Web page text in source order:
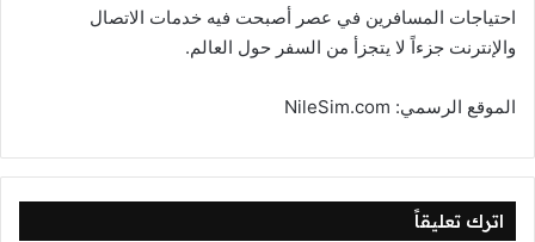
احتياجات المسافرين في عصر أصبحت فيه خدمات الاتصال
والإنترنت جزءاً لا يتجزأ من السفر حول العالم.
الموقع الرسمي: NileSim.com
اترك تعليقاً